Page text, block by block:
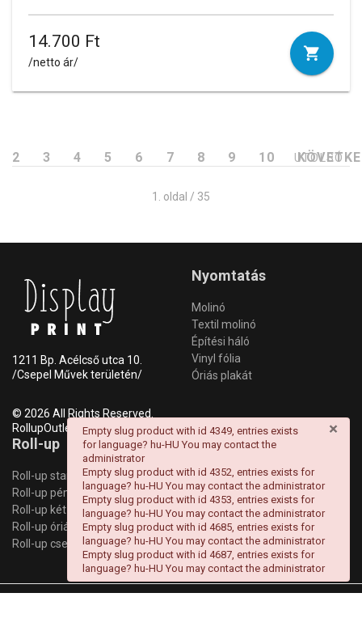
×
danger
Empty slug product with id 4349, entries exists
for language? hu-HU You may contact the
administrator
Empty slug product with id 4352, entries exists for
language? hu-HU You may contact the administrator
Empty slug product with id 4353, entries exists for
language? hu-HU You may contact the administrator
Empty slug product with id 4685, entries exists for
language? hu-HU You may contact the administrator
Empty slug product with id 4687, entries exists for
language? hu-HU You may contact the administrator
14.700 Ft
/netto ár/
2 3 4 5 6 7 8 9 10 UTOLSÓ
1. oldal / 35
1211 Bp. Acélcső utca 10.
/Csepel Művek területén/
© 2026 All Rights Reserved.
RollupOutlet
Nyomtatás
Molinó
Textil molinó
Építési háló
Vinyl fólia
Óriás plakát
Roll-up
Roll-up standard
Roll-up pémium
Roll-up két oldalas
Roll-up óriás
Roll-up csere
Információk
Anyagleadás
Garancia
Szállítás/Fizetés
Kapcsolat
Cookie szabályzat